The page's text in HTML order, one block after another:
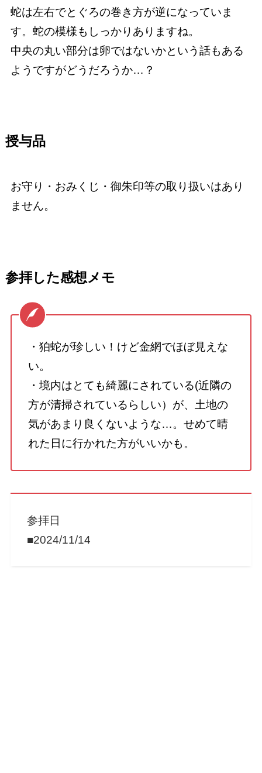
蛇は左右でとぐろの巻き方が逆になっていま
す。蛇の模様もしっかりありますね。
中央の丸い部分は卵ではないかという話もある
ようですがどうだろうか…？
授与品
お守り・おみくじ・御朱印等の取り扱いはあり
ません。
参拝した感想メモ
・狛蛇が珍しい！けど金網でほぼ見えな
い。
・境内はとても綺麗にされている(近隣の
方が清掃されているらしい）が、土地の
気があまり良くないような…。せめて晴
れた日に行かれた方がいいかも。
参拝日
■2024/11/14